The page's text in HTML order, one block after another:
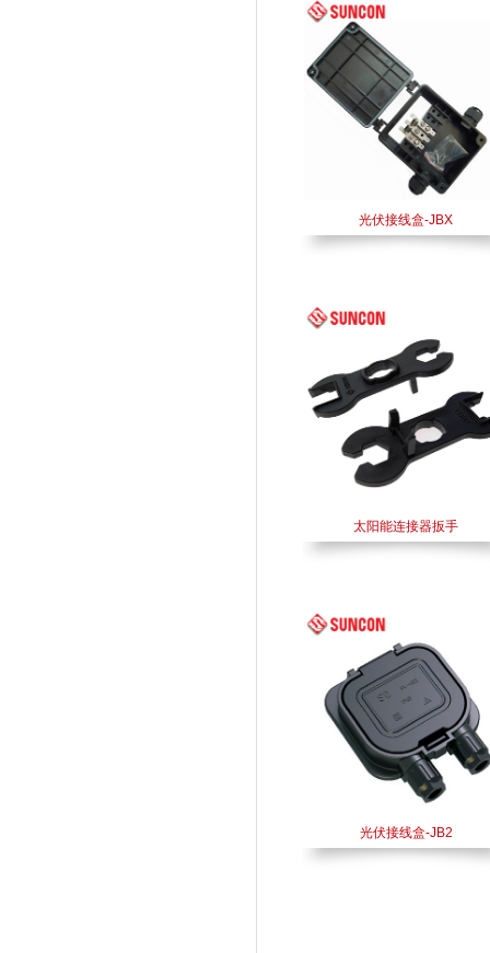
光伏接线盒-JBX
太阳能连接器扳手
光伏接线盒-JB2